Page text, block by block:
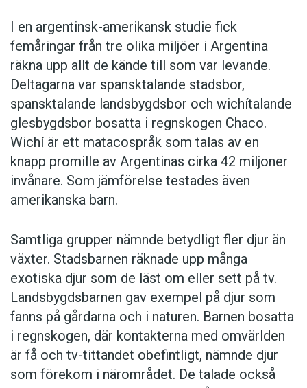
I en argentinsk-amerikansk studie fick
femåringar från tre olika miljöer i Argentina
räkna upp allt de kände till som var levande.
Deltagarna var spansktalande stadsbor,
spansktalande landsbygdsbor och wichítalande
glesbygdsbor bosatta i regnskogen Chaco.
Wichí är ett matacospråk som talas av en
knapp promille av Argentinas cirka 42 miljoner
invånare. Som jämförelse testades även
amerikanska barn.
Samtliga grupper nämnde betydligt fler djur än
växter. Stadsbarnen räknade upp många
exotiska djur som de läst om eller sett på tv.
Landsbygdsbarnen gav exempel på djur som
fanns på gårdarna och i naturen. Barnen bosatta
i regnskogen, där kontakterna med omvärlden
är få och tv-tittandet obefintligt, nämnde djur
som förekom i närområdet. De talade också